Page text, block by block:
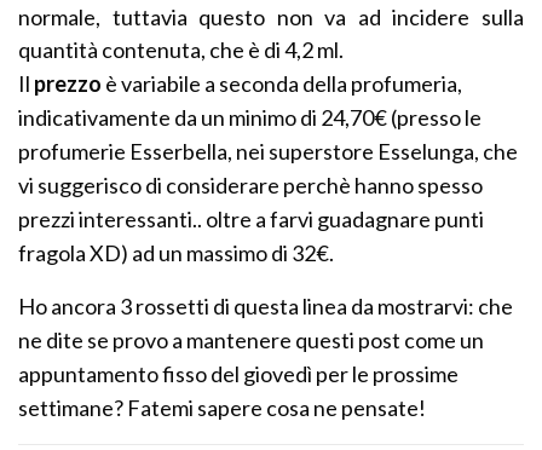
normale, tuttavia questo non va ad incidere sulla
quantità contenuta, che è di 4,2 ml.
Il prezzo è variabile a seconda della profumeria,
indicativamente da un minimo di 24,70€ (presso le
profumerie Esserbella, nei superstore Esselunga, che
vi suggerisco di considerare perchè hanno spesso
prezzi interessanti.. oltre a farvi guadagnare punti
fragola XD) ad un massimo di 32€.
Ho ancora 3 rossetti di questa linea da mostrarvi: che
ne dite se provo a mantenere questi post come un
appuntamento fisso del giovedì per le prossime
settimane? Fatemi sapere cosa ne pensate!